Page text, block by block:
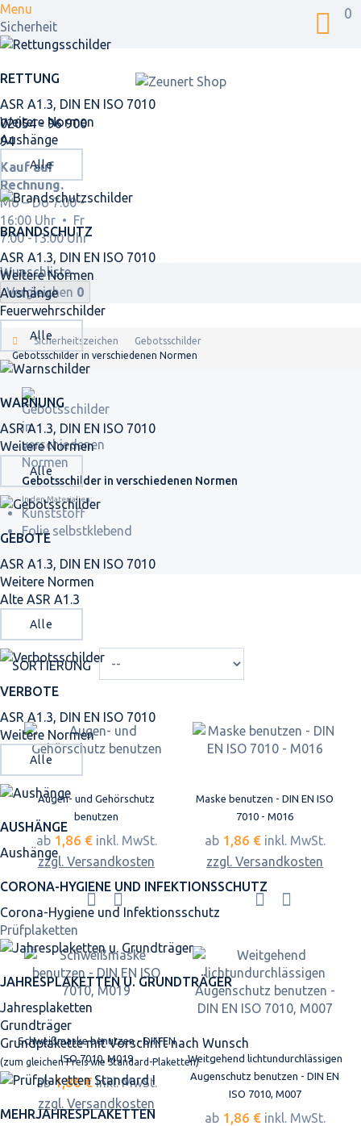
0
02054 - 96 900
94
Kauf auf
Rechnung.
Mo – Do 7:00 -
16:00 Uhr • Fr
7:00 -13:00 Uhr
Menu
Sicherheit
RETTUNG
ASR A1.3, DIN EN ISO 7010
Weitere Normen
Aushänge
Alle
BRANDSCHUTZ
ASR A1.3, DIN EN ISO 7010
Weitere Normen
Aushänge
Feuerwehrschilder
Alle
WARNUNG
ASR A1.3, DIN EN ISO 7010
Weitere Normen
Alle
GEBOTE
ASR A1.3, DIN EN ISO 7010
Weitere Normen
Alte ASR A1.3
Alle
VERBOTE
ASR A1.3, DIN EN ISO 7010
Weitere Normen
Alle
AUSHÄNGE
Aushänge
CORONA-HYGIENE UND INFEKTIONSSCHUTZ
Corona-Hygiene und Infektionsschutz
Prüfplaketten
JAHRES­PLAKETTEN U. GRUNDTRÄGER
Jahresplaketten
Grundträger
Grundplakette mit Vorschrift nach Wunsch
(zum gleichen Preis wie Standard-Plaketten)
MEHRJAHRES­PLAKETTEN
Wunschliste
Vergleichen 0
Sicherheitszeichen
Gebotsschilder
Gebotsschilder in verschiedenen Normen
Gebotsschilder in verschiedenen Normen
In den Materialien:
Kunststoff
Folie selbstklebend
SORTIERUNG
Augen- und Gehörschutz
benutzen
ab 1,86 € inkl. MwSt.
zzgl. Versandkosten
Maske benutzen - DIN EN ISO
7010 - M016
ab 1,86 € inkl. MwSt.
zzgl. Versandkosten
Schweißmaske benutzen - DIN EN
ISO 7010, M019
ab1,86 € inkl. MwSt.
zzgl. Versandkosten
Weitgehend lichtundurchlässigen
Augenschutz benutzen - DIN EN
ISO 7010, M007
ab 1,86 € inkl. MwSt.